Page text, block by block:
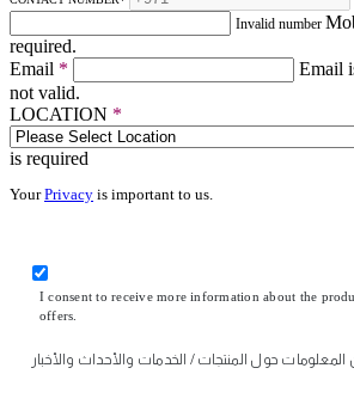
Invalid number
required.
Email * Email
not valid.
LOCATION *
is required
YourPrivacy is important to us.
I consent to receive more information about the
offers.
حول المنتجات / الخدمات والأحداث والأخبار